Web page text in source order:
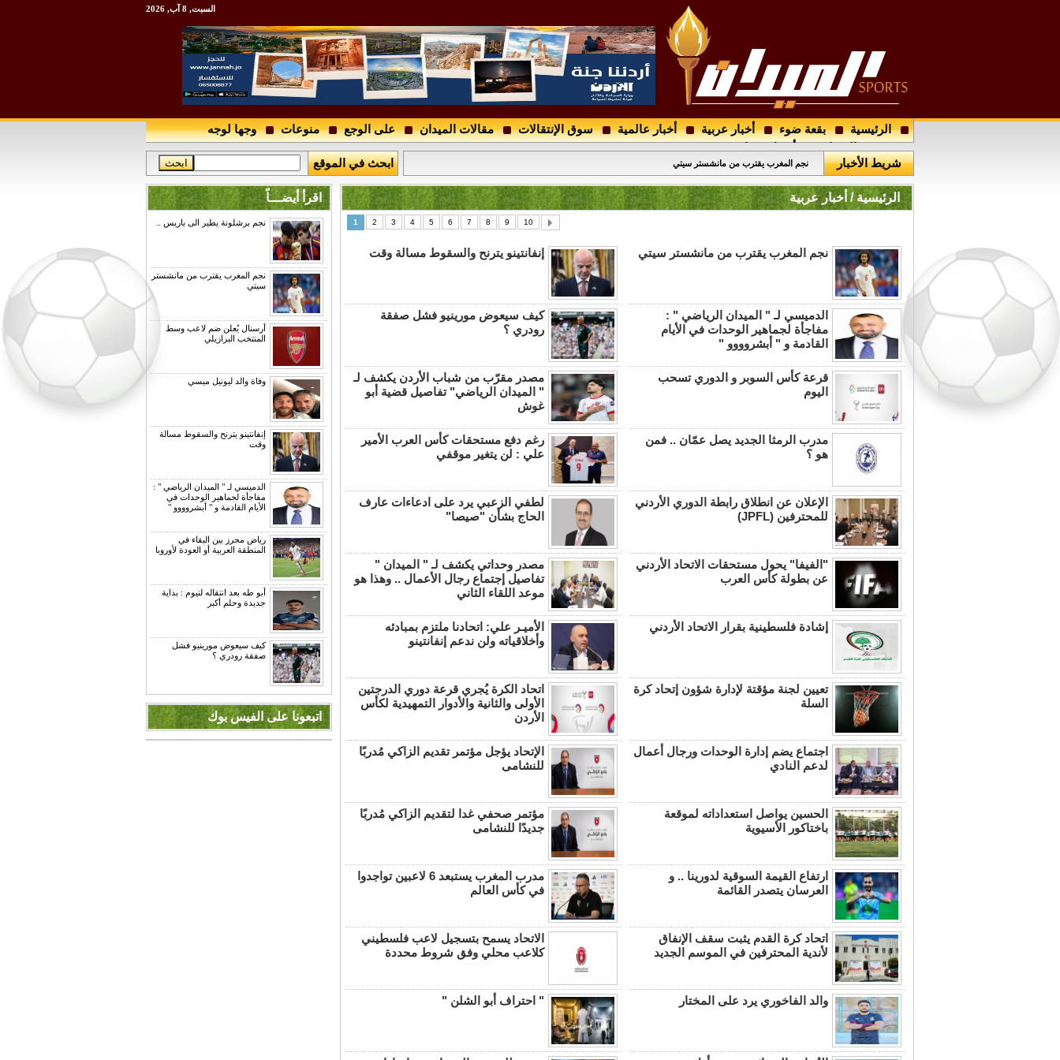
السبت, 8 آب, 2026
الرئيسية بقعة ضوء أخبار عربية أخبار عالمية سوق الإنتقالات مقالات الميدان على الوجع منوعات
وجها لوجه
مجتمع الميدان
أرسل خبرا
شريط الأخبار
نجم برشلونة يطير الى باريس ..
نجم المغرب يقترب من مانشستر سيتي ابحث في الموقع
الرئيسية / أخبار عربية
1 2 3 4 5 6 7 8 9 10
نجم المغرب يقترب من مانشستر سيتي إنفانتينو يترنح والسقوط مسالة وقت
الدميسي لـ " الميدان الرياضي " :
مفاجأة لجماهير الوحدات في الأيام
القادمة و " أبشروووو "
كيف سيعوض مورينيو فشل صفقة
رودري ؟
قرعة كأس السوبر و الدوري تسحب
اليوم
مصدر مقرّب من شباب الأردن يكشف لـ
" الميدان الرياضي" تفاصيل قضية أبو
غوش
مدرب الرمثا الجديد يصل عمّان .. فمن
هو ؟
رغم دفع مستحقات كأس العرب الأمير
علي : لن يتغير موقفي
الإعلان عن انطلاق رابطة الدوري الأردني
للمحترفين (JPFL)
لطفي الزعبي يرد على ادعاءات عارف
الحاج بشأن "صيصا"
"الفيفا" يحول مستحقات الاتحاد الأردني
عن بطولة كأس العرب
مصدر وحداتي يكشف لـ " الميدان "
تفاصيل إجتماع رجال الأعمال .. وهذا هو
موعد اللقاء الثاني
إشادة فلسطينية بقرار الاتحاد الأردني
الأميـر علي: اتحادنا ملتزم بمبادئه
وأخلاقياته ولن ندعم إنفانتينو
تعيين لجنة مؤقتة لإدارة شؤون إتحاد كرة
السلة
اتحاد الكرة يُجري قرعة دوري الدرجتين
الأولى والثانية والأدوار التمهيدية لكأس
الأردن
اجتماع يضم إدارة الوحدات ورجال أعمال
لدعم النادي
الإتحاد يؤجل مؤتمر تقديم الزاكي مُدربًا
للنشامى
الحسين يواصل استعداداته لموقعة
باختاكور الأسيوية
مؤتمر صحفي غدا لتقديم الزاكي مُدربًا
جديدًا للنشامى
ارتفاع القيمة السوقية لدورينا .. و
العرسان يتصدر القائمة
مدرب المغرب يستبعد 6 لاعبين تواجدوا
في كأس العالم
اتحاد كرة القدم يثبت سقف الإنفاق
لأندية المحترفين في الموسم الجديد
الاتحاد يسمح بتسجيل لاعب فلسطيني
كلاعب محلي وفق شروط محددة
والد الفاخوري يرد على المختار " احتراف أبو الشلن "
اقرأ أيضـــاً
نجم برشلونة يطير الى باريس ..
نجم المغرب يقترب من مانشستر
سيتي
أرسنال يُعلن ضم لاعب وسط
المنتخب البرازيلي
وفاة والد ليونيل ميسي
إنفانتينو يترنح والسقوط مسالة
وقت
الدميسي لـ " الميدان الرياضي " :
مفاجأة لجماهير الوحدات في
الأيام القادمة و " أبشروووو "
رياض محرز بين البقاء في
المنطقة العربية أو العودة لأوروبا
أبو طه بعد انتقاله لنيوم : بداية
جديدة وحلم أكبر
كيف سيعوض مورينيو فشل
صفقة رودري ؟
اتبعونا على الفيس بوك